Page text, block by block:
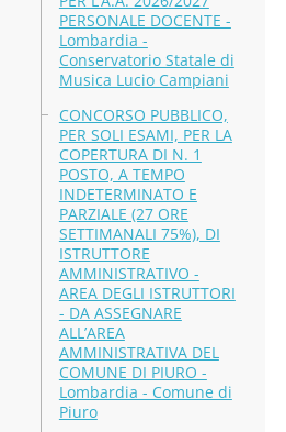
PERSONALE DOCENTE -
Lombardia -
Conservatorio Statale di
Musica Lucio Campiani
CONCORSO PUBBLICO,
PER SOLI ESAMI, PER LA
COPERTURA DI N. 1
POSTO, A TEMPO
INDETERMINATO E
PARZIALE (27 ORE
SETTIMANALI 75%), DI
ISTRUTTORE
AMMINISTRATIVO -
AREA DEGLI ISTRUTTORI
- DA ASSEGNARE
ALL’AREA
AMMINISTRATIVA DEL
COMUNE DI PIURO -
Lombardia - Comune di
Piuro